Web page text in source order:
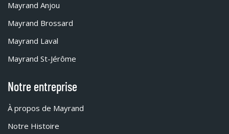
Mayrand Anjou
Mayrand Brossard
Mayrand Laval
Mayrand St-Jérôme
Notre entreprise
À propos de Mayrand
Notre Histoire